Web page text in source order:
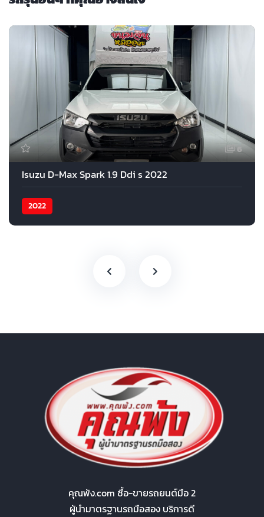
6
Isuzu D-Max Spark 1.9 Ddi s 2022
2022
คุณพ้ง.com ซื้อ-ขายรถยนต์มือ 2
ผู้นำมาตรฐานรถมือสอง บริการดี